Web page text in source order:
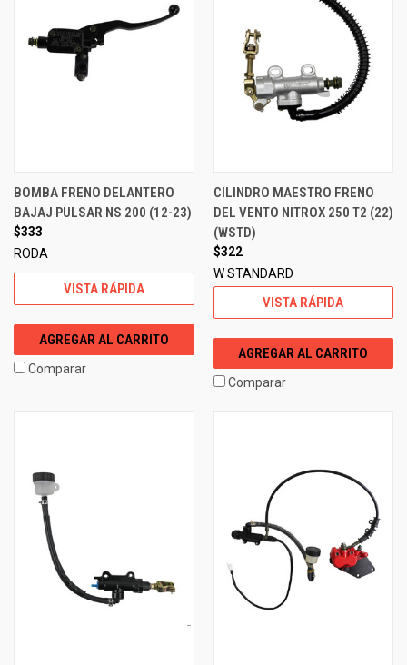
BOMBA FRENO DELANTERO
BAJAJ PULSAR NS 200 (12-23)
$333
RODA
VISTA RÁPIDA
AGREGAR AL CARRITO
Comparar
CILINDRO MAESTRO FRENO
DEL VENTO NITROX 250 T2 (22)
(WSTD)
$322
W STANDARD
VISTA RÁPIDA
AGREGAR AL CARRITO
Comparar